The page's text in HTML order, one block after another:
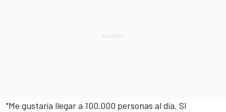
"Me gustaría llegar a 100.000 personas al día. Si